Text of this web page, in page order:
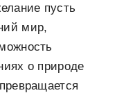
пусть
мир,
о природе